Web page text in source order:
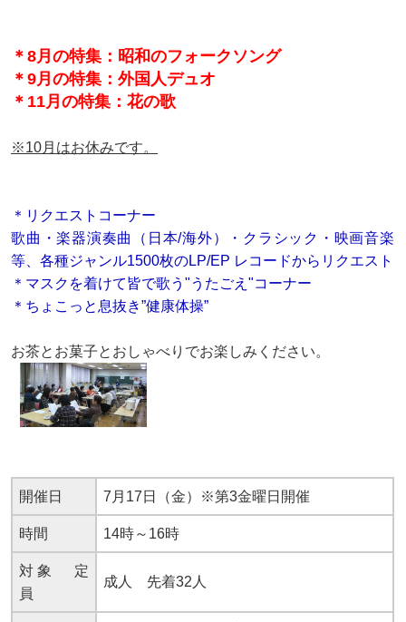
＊8月の特集：昭和のフォークソング
＊9月の特集：外国人デュオ
＊11月の特集：花の歌
※10月はお休みです。
＊リクエストコーナー
歌曲・楽器演奏曲（日本/海外）・クラシック・映画音楽
等、各種ジャンル1500枚のLP/EP レコードからリクエスト
＊マスクを着けて皆で歌う"うたごえ"コーナー
＊ちょこっと息抜き”健康体操”
お茶とお菓子とおしゃべりでお楽しみください。
開催日 7月17日（金）※第3金曜日開催
時間 14時～16時
対象 定
員
成人 先着32人